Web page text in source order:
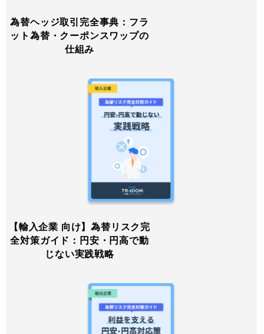
為替ヘッジ取引完全事典：フラ
ット為替・クーポンスワップの
仕組み
【輸入企業 向け】為替リスク完
全対策ガイド：円安・円高で動
じない実践戦略